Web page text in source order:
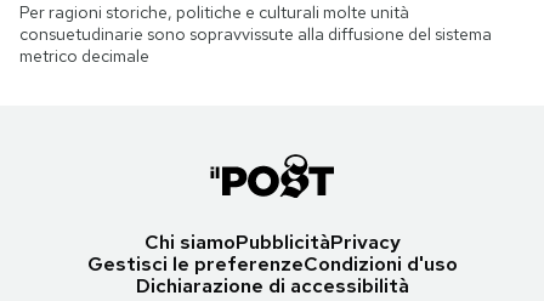
Per ragioni storiche, politiche e culturali molte unità
consuetudinarie sono sopravvissute alla diffusione del sistema
metrico decimale
Chi siamoPubblicitàPrivacy
Gestisci le preferenzeCondizioni d'uso
Dichiarazione di accessibilità